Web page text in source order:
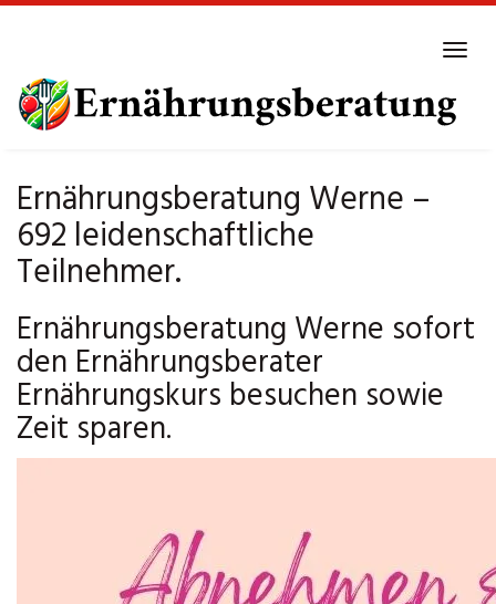
main
content
Ernährungsberatung Werne –
692 leidenschaftliche
Teilnehmer.
Ernährungsberatung Werne sofort
den Ernährungsberater
Ernährungskurs besuchen sowie
Zeit sparen.